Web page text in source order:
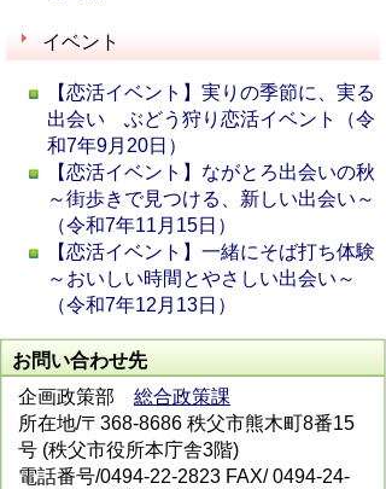
イベント
【恋活イベント】実りの季節に、実る
出会い ぶどう狩り恋活イベント（令
和7年9月20日）
【恋活イベント】ながとろ出会いの秋
～街歩きで見つける、新しい出会い～
（令和7年11月15日）
【恋活イベント】一緒にそば打ち体験
～おいしい時間とやさしい出会い～
（令和7年12月13日）
お問い合わせ先
企画政策部 総合政策課
所在地/〒368-8686 秩父市熊木町8番15
号 (秩父市役所本庁舎3階)
電話番号/0494-22-2823 FAX/ 0494-24-